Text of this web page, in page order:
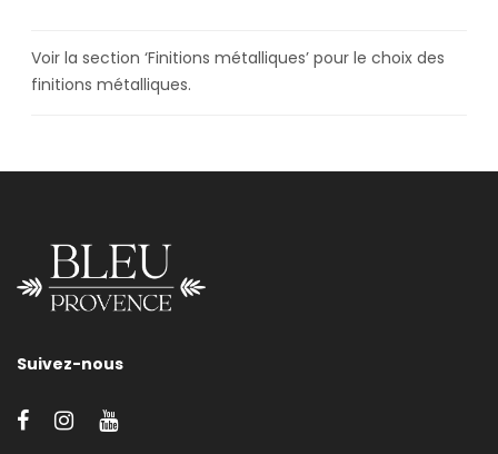
Voir la section ‘Finitions métalliques’ pour le choix des
finitions métalliques.
Suivez-nous